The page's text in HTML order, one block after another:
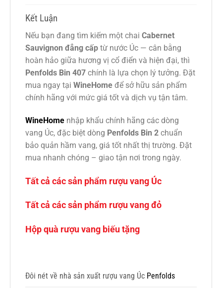
Kết Luận
Nếu bạn đang tìm kiếm một chai Cabernet
Sauvignon đẳng cấp từ nước Úc — cân bằng
hoàn hảo giữa hương vị cổ điển và hiện đại, thì
Penfolds Bin 407 chính là lựa chọn lý tưởng. Đặt
mua ngay tại WineHome để sở hữu sản phẩm
chính hãng với mức giá tốt và dịch vụ tận tâm.
WineHome nhập khẩu chính hãng các dòng
vang Úc, đặc biệt dòng Penfolds Bin 2 chuẩn
bảo quản hầm vang, giá tốt nhất thị trường. Đặt
mua nhanh chóng – giao tận nơi trong ngày.
Tất cả các sản phẩm rượu vang Úc
Tất cả các sản phẩm rượu vang đỏ
Hộp quà rượu vang biếu tặng
Đôi nét về nhà sản xuất rượu vang Úc Penfolds